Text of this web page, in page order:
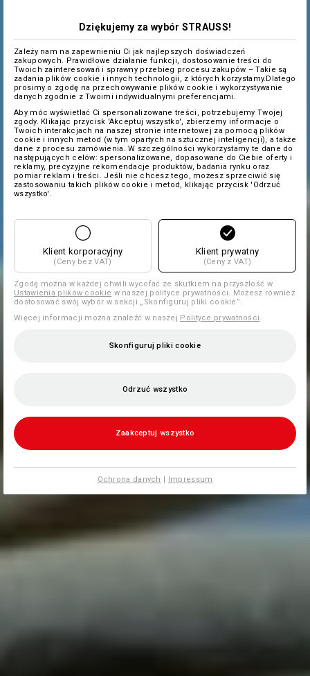
Dziękujemy za wybór STRAUSS!
Zależy nam na zapewnieniu Ci jak najlepszych doświadczeń
zakupowych. Prawidłowe działanie funkcji, dostosowanie treści do
Twoich zainteresowań i sprawny przebieg procesu zakupów – Takie są
zadania plików cookie i innych technologii, z których korzystamy.Dlatego
prosimy o zgodę na przechowywanie plików cookie i wykorzystywanie
danych zgodnie z Twoimi indywidualnymi preferencjami.
Aby móc wyświetlać Ci spersonalizowane treści, potrzebujemy Twojej
zgody. Klikając przycisk 'Akceptuj wszystko', zbierzemy informacje o
Twoich interakcjach na naszej stronie internetowej za pomocą plików
cookie i innych metod (w tym opartych na sztucznej inteligencji), a także
dane z procesu zamówienia. W szczególności wykorzystamy te dane do
następujących celów: spersonalizowane, dopasowane do Ciebie oferty i
reklamy, precyzyjne rekomendacje produktów, badania rynku oraz
pomiar reklam i treści. Jeśli nie chcesz tego, możesz sprzeciwić się
zastosowaniu takich plików cookie i metod, klikając przycisk 'Odrzuć
wszystko'.
Klient korporacyjny
(Ceny bez VAT)
Klient prywatny
(Ceny z VAT)
Zgodę można w każdej chwili wycofać ze skutkiem na przyszłość w
Ustawienia plików cookie w naszej polityce prywatności. Możesz również
dostosować swój wybór w sekcji „Skonfiguruj pliki cookie”.
Więcej informacji można znaleźć w naszej Polityce prywatności
Skonfiguruj pliki cookie
Odrzuć wszystko
Zaakceptuj wszystko
Ochrona danych | Impressum